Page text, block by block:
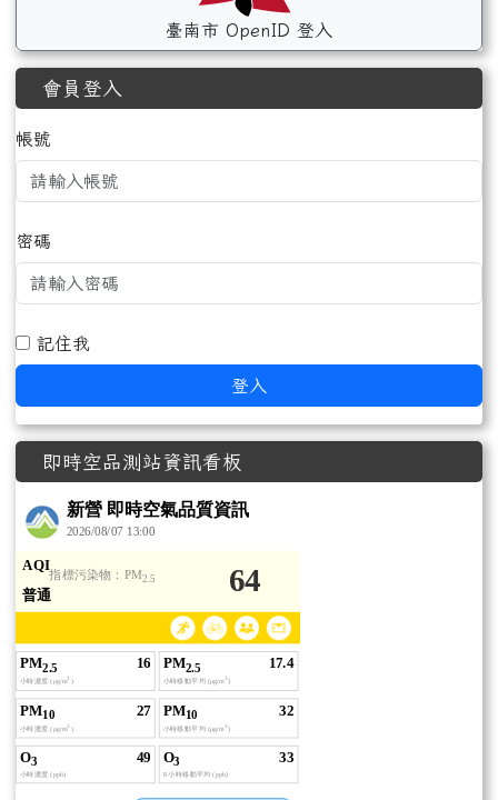
臺南市 OpenID 登入
會員登入
帳號
密碼
記住我
登入
即時空品測站資訊看板